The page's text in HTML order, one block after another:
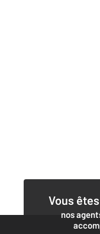
Vous
nos